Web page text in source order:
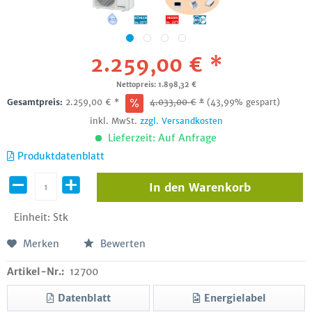
2.259,00 € *
Nettopreis: 1.898,32 €
Gesamtpreis: 2.259,00 € * 4.033,00€ * (43,99% gespart)
inkl. MwSt. zzgl. Versandkosten
Lieferzeit: Auf Anfrage
Produktdatenblatt
Einheit: Stk
In den Warenkorb
Merken Bewerten
Artikel-Nr.: 12700
Datenblatt Energielabel